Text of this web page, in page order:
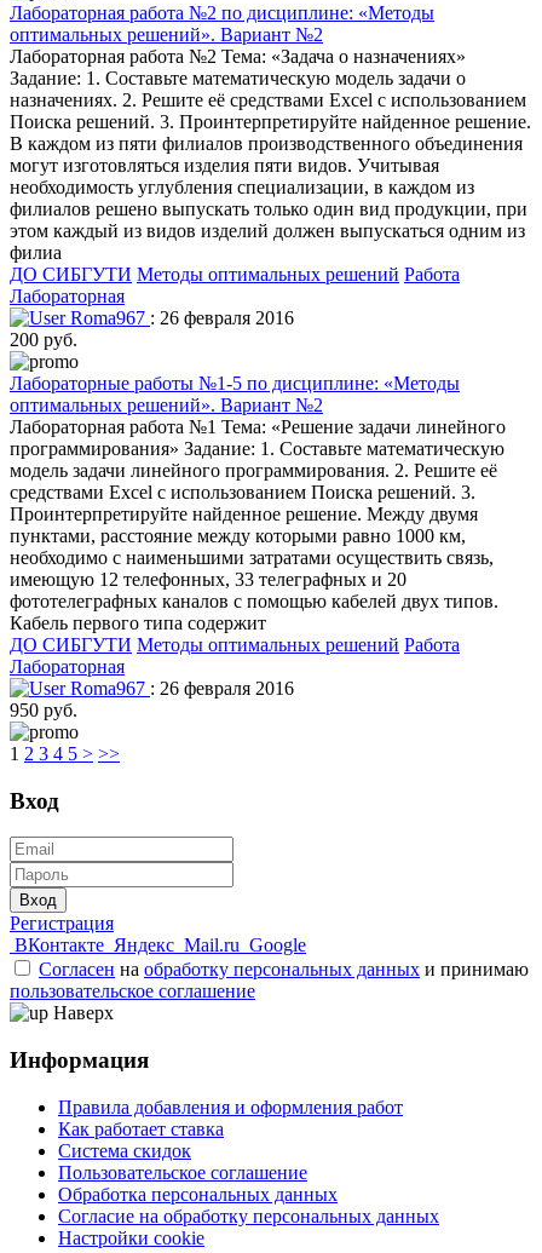
Лабораторная работа №2 по дисциплине: «Методы
оптимальных решений». Вариант №2
Лабораторная работа №2 Тема: «Задача о назначениях»
Задание: 1. Составьте математическую модель задачи о
назначениях. 2. Решите её средствами Excel с использованием
Поиска решений. 3. Проинтерпретируйте найденное решение.
В каждом из пяти филиалов производственного объединения
могут изготовляться изделия пяти видов. Учитывая
необходимость углубления специализации, в каждом из
филиалов решено выпускать только один вид продукции, при
этом каждый из видов изделий должен выпускаться одним из
филиа
ДО СИБГУТИ Методы оптимальных решений Работа
Лабораторная
Roma967 : 26 февраля 2016
200 руб.
Лабораторные работы №1-5 по дисциплине: «Методы
оптимальных решений». Вариант №2
Лабораторная работа №1 Тема: «Решение задачи линейного
программирования» Задание: 1. Составьте математическую
модель задачи линейного программирования. 2. Решите её
средствами Excel с использованием Поиска решений. 3.
Проинтерпретируйте найденное решение. Между двумя
пунктами, расстояние между которыми равно 1000 км,
необходимо с наименьшими затратами осуществить связь,
имеющую 12 телефонных, 33 телеграфных и 20
фототелеграфных каналов с помощью кабелей двух типов.
Кабель первого типа содержит
ДО СИБГУТИ Методы оптимальных решений Работа
Лабораторная
Roma967 : 26 февраля 2016
950 руб.
1 2 3 4 5 > >>
Вход
Вход
Регистрация
ВКонтакте Яндекс Mail.ru Google
Согласен на обработку персональных данных и принимаю
пользовательское соглашение
Наверх
Информация
Правила добавления и оформления работ
Как работает ставка
Система скидок
Пользовательское соглашение
Обработка персональных данных
Согласие на обработку персональных данных
Настройки cookie